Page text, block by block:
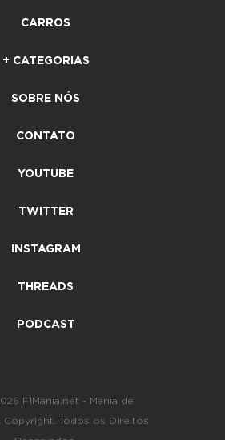
CARROS
+ CATEGORIAS
SOBRE NÓS
CONTATO
YOUTUBE
TWITTER
INSTAGRAM
THREADS
PODCAST
F1Mania.net - Mania de
Copyright. Todos os Direitos